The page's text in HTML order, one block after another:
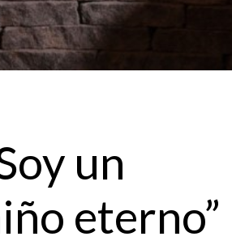
un
eterno”